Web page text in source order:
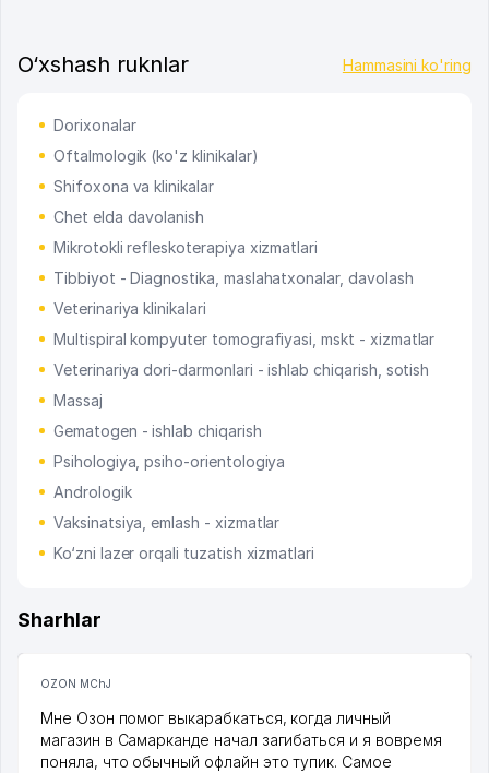
O‘xshash ruknlar Hammasini ko'ring
Dorixonalar
Oftalmologik (ko'z klinikalar)
Shifoxona va klinikalar
Chet elda davolanish
Mikrotokli refleskoterapiya xizmatlari
Tibbiyot - Diagnostika, maslahatxonalar, davolash
Veterinariya klinikalari
Multispiral kompyuter tomografiyasi, mskt - xizmatlar
Veterinariya dori-darmonlari - ishlab chiqarish, sotish
Massaj
Gematogen - ishlab chiqarish
Psihologiya, psiho-orientologiya
Andrologik
Vaksinatsiya, emlash - xizmatlar
Ko‘zni lazer orqali tuzatish xizmatlari
Sharhlar
OZON MChJ
Мне Озон помог выкарабкаться, когда личный
магазин в Самарканде начал загибаться и я вовремя
поняла, что обычный офлайн это тупик. Самое